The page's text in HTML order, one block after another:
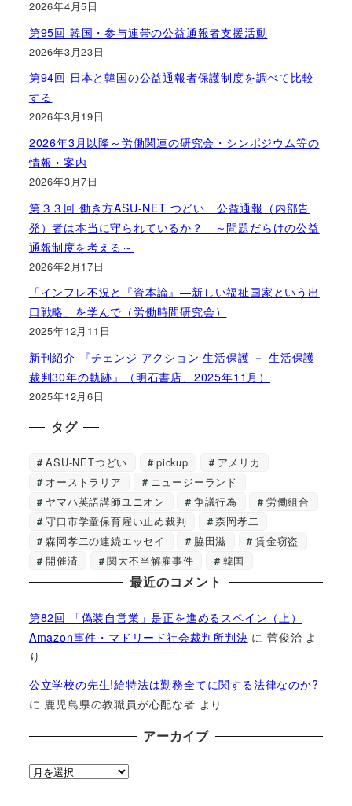
2026年4月5日
第95回 韓国・参与連帯の公益通報者支援活動
2026年3月23日
第94回 日本と韓国の公益通報者保護制度を調べて比較
する
2026年3月19日
2026年3月以降～労働関連の研究会・シンポジウム等の
情報・案内
2026年3月7日
第３３回 働き方ASU-NET つどい 公益通報（内部告
発）者は本当に守られているか？ ～問題だらけの公益
通報制度を考える～
2026年2月17日
「インフレ不況と『資本論』―新しい福祉国家という出
口戦略」を学んで（労働時間研究会）
2025年12月11日
新刊紹介 『チェンジ アクション 生活保護 － 生活保護
裁判30年の軌跡』（明石書店、2025年11月）
2025年12月6日
タグ
ASU-NETつどい pickup
アメリカ
オーストラリア
ニュージーランド
ヤマハ英語講師ユニオン
争議行為
労働組合
守口市学童保育雇い止め裁判
森岡孝二
森岡孝二の連続エッセイ
脇田滋
賃金窃盗
開催済
関大不当解雇事件 韓国
最近のコメント
第82回 「偽装自営業」是正を進めるスペイン（上）
Amazon事件・マドリード社会裁判所判決 に菅俊治 よ
り
公立学校の先生!給特法は勤務全てに関する法律なのか?
に 鹿児島県の教職員が心配な者 より
アーカイブ
ア